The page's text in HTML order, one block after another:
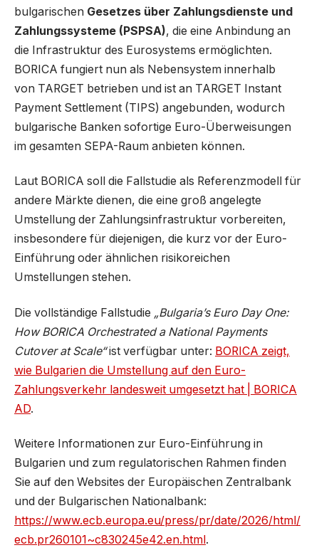
bulgarischen Gesetzes über Zahlungsdienste und
Zahlungssysteme (PSPSA), die eine Anbindung an
die Infrastruktur des Eurosystems ermöglichten.
BORICA fungiert nun als Nebensystem innerhalb
von TARGET betrieben und ist an TARGET Instant
Payment Settlement (TIPS) angebunden, wodurch
bulgarische Banken sofortige Euro-Überweisungen
im gesamten SEPA-Raum anbieten können.
Laut BORICA soll die Fallstudie als Referenzmodell für
andere Märkte dienen, die eine groß angelegte
Umstellung der Zahlungsinfrastruktur vorbereiten,
insbesondere für diejenigen, die kurz vor der Euro-
Einführung oder ähnlichen risikoreichen
Umstellungen stehen.
Die vollständige Fallstudie „Bulgaria’s Euro Day One:
How BORICA Orchestrated a National Payments
Cutover at Scale“ist verfügbar unter: BORICA zeigt,
wie Bulgarien die Umstellung auf den Euro-
Zahlungsverkehr landesweit umgesetzt hat | BORICA
AD.
Weitere Informationen zur Euro-Einführung in
Bulgarien und zum regulatorischen Rahmen finden
Sie auf den Websites der Europäischen Zentralbank
und der Bulgarischen Nationalbank:
https://www.ecb.europa.eu/press/pr/date/2026/html/
ecb.pr260101~c830245e42.en.html.